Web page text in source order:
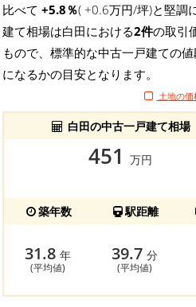
比べて +5.8％( +0.6万円/坪)と堅調
建て相場は白田における2件の取引
もので、標準的な中古一戸建ての
になるかの目安となります。
土地の
白田の中古一戸建て相場
451 万円
築年数 駅距離
31.8 年
(平均値)
39.7分
(平均値)